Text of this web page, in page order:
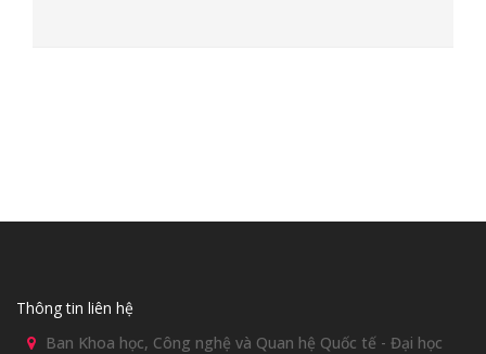
Thông tin liên hệ
Ban Khoa học, Công nghệ và Quan hệ Quốc tế - Đại học